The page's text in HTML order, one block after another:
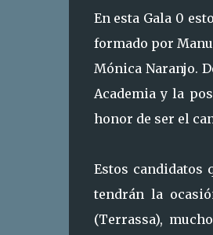
En esta Gala 0
formado por
Mónica Naranjo.
Academia y la
honor de ser el
Estos candidatos
tendrán la
(Terrassa),